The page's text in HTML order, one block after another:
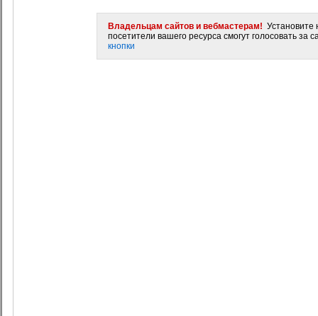
Владельцам сайтов и вебмастерам! Установите
посетители вашего ресурса смогут голосовать за
кнопки